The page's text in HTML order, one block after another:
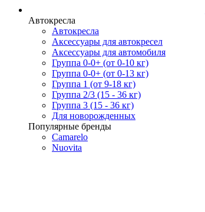
Автокресла
Автокресла
Аксессуары для автокресел
Аксессуары для автомобиля
Группа 0-0+ (от 0-10 кг)
Группа 0-0+ (от 0-13 кг)
Группа 1 (от 9-18 кг)
Группа 2/3 (15 - 36 кг)
Группа 3 (15 - 36 кг)
Для новорожденных
Популярные бренды
Camarelo
Nuovita